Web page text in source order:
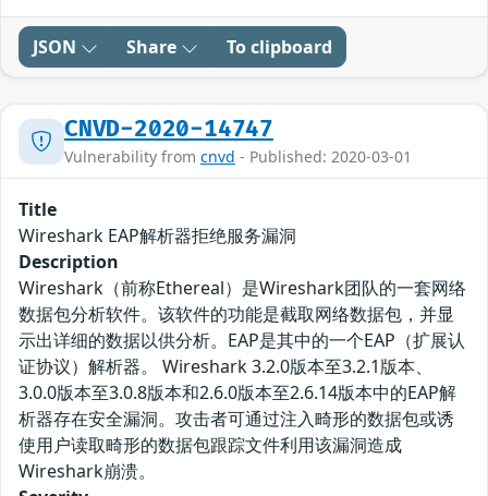
JSON Share To clipboard
CNVD-2020-14747
Vulnerability from cnvd - Published: 2020-03-01
Title
Wireshark EAP解析器拒绝服务漏洞
Description
Wireshark（前称Ethereal）是Wireshark团队的一套网络
数据包分析软件。该软件的功能是截取网络数据包，并显
示出详细的数据以供分析。EAP是其中的一个EAP（扩展认
证协议）解析器。 Wireshark 3.2.0版本至3.2.1版本、
3.0.0版本至3.0.8版本和2.6.0版本至2.6.14版本中的EAP解
析器存在安全漏洞。攻击者可通过注入畸形的数据包或诱
使用户读取畸形的数据包跟踪文件利用该漏洞造成
Wireshark崩溃。